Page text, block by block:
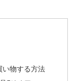
物する方法